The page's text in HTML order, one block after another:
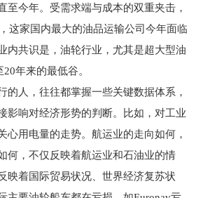
至今年。受需求端与成本的双重夹击，
这家国内最大的油品运输公司今年面临
内共识是，油轮行业，尤其是超大型油
年来的最低谷。
人，往往都掌握一些关键数据体系，
影响对经济形势的判断。比如，对工业
心用电量的走势。航运业的走向如何，
何，不仅反映着航运业和石油业的情
映着国际贸易状况、世界经济复苏状